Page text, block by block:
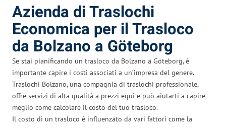
Azienda di Traslochi
Economica per il Trasloco
da Bolzano a Göteborg
Se stai pianificando un trasloco da Bolzano a Göteborg, è
importante capire i costi associati a un’impresa del genere.
Traslochi Bolzano, una compagnia di traslochi professionale,
offre servizi di alta qualità a prezzi equi e può aiutarti a capire
meglio come calcolare il costo del tuo trasloco.
Il costo di un trasloco è influenzato da vari fattori come la